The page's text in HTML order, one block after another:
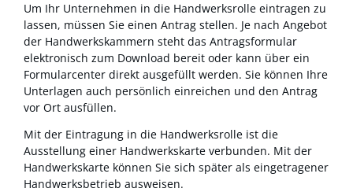
Um Ihr Unternehmen in die Handwerksrolle eintragen zu
lassen, müssen Sie einen Antrag stellen. Je nach Angebot
der Handwerkskammern steht das Antragsformular
elektronisch zum Download bereit oder kann über ein
Formularcenter direkt ausgefüllt werden. Sie können Ihre
Unterlagen auch persönlich einreichen und den Antrag
vor Ort ausfüllen.
Mit der Eintragung in die Handwerksrolle ist die
Ausstellung einer Handwerkskarte verbunden. Mit der
Handwerkskarte können Sie sich später als eingetragener
Handwerksbetrieb ausweisen.